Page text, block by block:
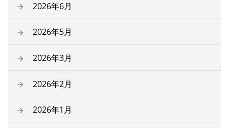
2026年6月
2026年5月
2026年3月
2026年2月
2026年1月